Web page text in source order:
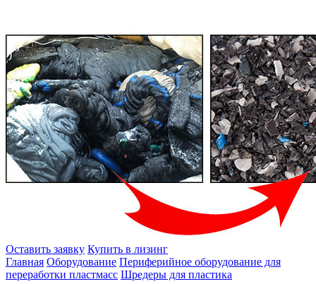
Оставить заявку Купить в лизинг
Главная Оборудование Периферийное оборудование для
переработки пластмасс Шредеры для пластика